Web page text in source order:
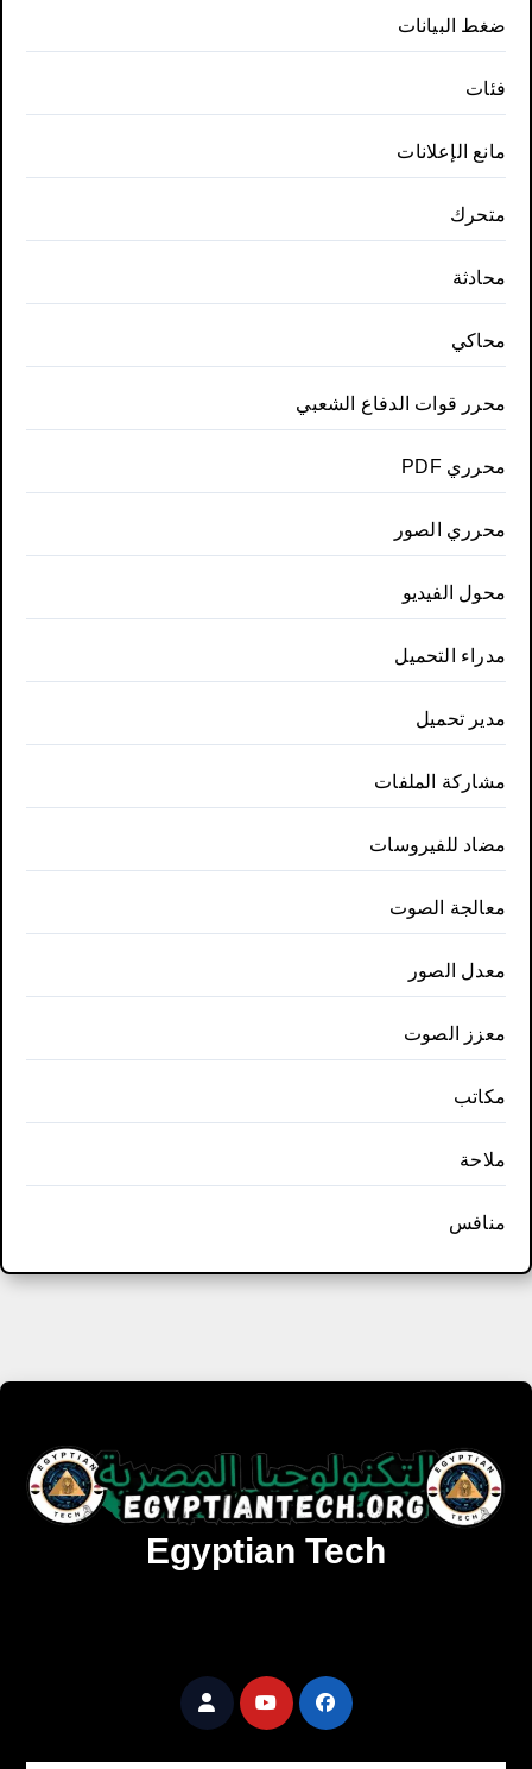
ضغط البيانات
فئات
مانع الإعلانات
متحرك
محادثة
محاكي
محرر قوات الدفاع الشعبي
محرري PDF
محرري الصور
محول الفيديو
مدراء التحميل
مدير تحميل
مشاركة الملفات
مضاد للفيروسات
معالجة الصوت
معدل الصور
معزز الصوت
مكاتب
ملاحة
منافس
Egyptian Tech